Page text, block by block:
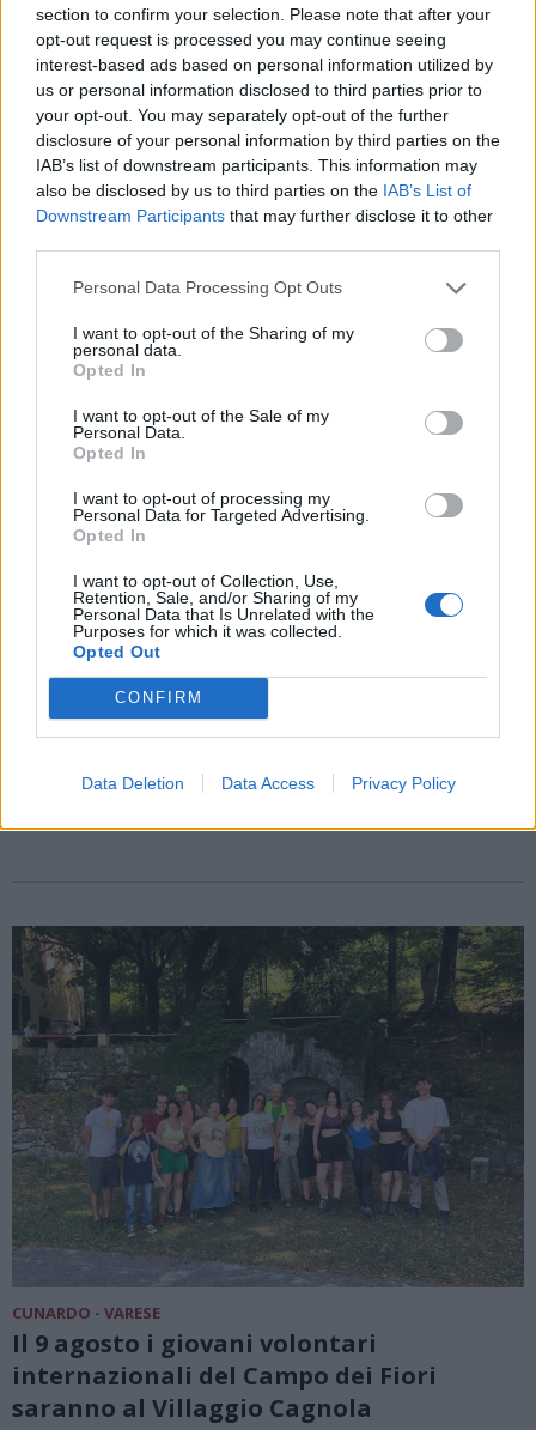
section to confirm your selection. Please note that after your
opt-out request is processed you may continue seeing
interest-based ads based on personal information utilized by
us or personal information disclosed to third parties prior to
your opt-out. You may separately opt-out of the further
disclosure of your personal information by third parties on the
IAB’s list of downstream participants. This information may
also be disclosed by us to third parties on the IAB’s List of
Downstream Participants that may further disclose it to other
Personal Data Processing Opt Outs
I want to opt-out of the Sharing of my
personal data.
Opted In
I want to opt-out of the Sale of my
Personal Data.
Opted In
I want to opt-out of processing my
Personal Data for Targeted Advertising.
Opted In
I want to opt-out of Collection, Use,
Retention, Sale, and/or Sharing of my
Personal Data that Is Unrelated with the
Purposes for which it was collected.
Opted Out
CONFIRM
Data Deletion Data Access Privacy Policy
ADV
ALTRE NOTIZIE DI VARESE
BASKET
passo: “Una squadra profonda per
andare lontano”
CUNARDO - VARESE
Il 9 agosto i giovani volontari
internazionali del Campo dei Fiori
saranno al Villaggio Cagnola